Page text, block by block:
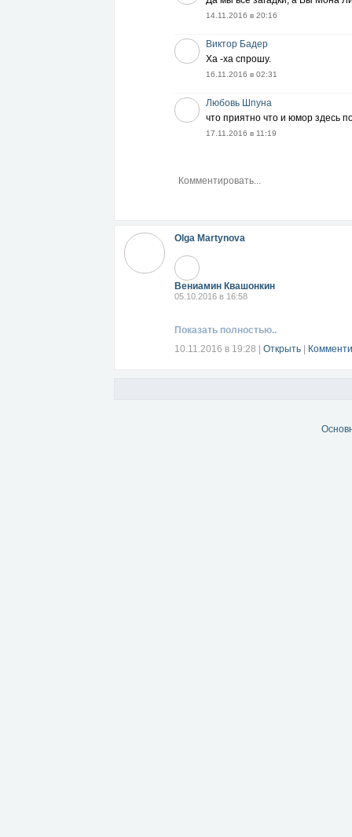
14.11.2016 в 20:16
Виктор Бадер
Ха -ха спрошу.
16.11.2016 в 02:31
Любовь Шпуна
что приятно что и юмор здесь
17.11.2016 в 11:19
Olga Martynova
Вениамин Квашонкин
05.10.2016 в 16:58
Показать полностью..
10.11.2016 в 19:28
Открыть